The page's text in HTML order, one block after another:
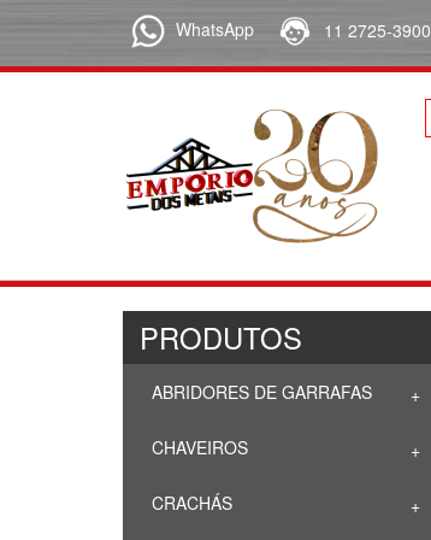
WhatsApp 11 2725-3900
PRODUTOS
ABRIDORES DE GARRAFAS
CHAVEIROS
CRACHÁS